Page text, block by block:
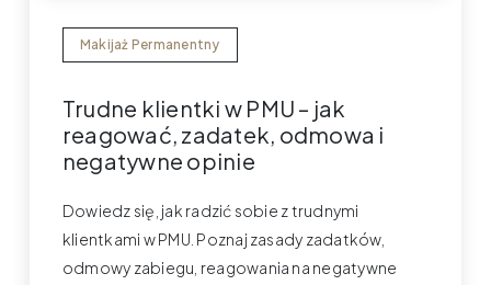
Makijaż Permanentny
Trudne klientki w PMU – jak
reagować, zadatek, odmowa i
negatywne opinie
Dowiedz się, jak radzić sobie z trudnymi
klientkami w PMU. Poznaj zasady zadatków,
odmowy zabiegu, reagowania na negatywne